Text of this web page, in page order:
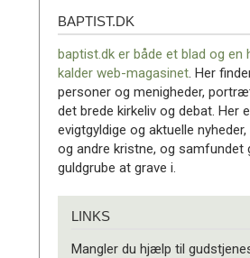
baptist.dk
BAPTIST.DK
baptist.dk er både et blad og en
kalder web-magasinet . Her
personer og menigheder,
det brede kirkeliv og debat. Her
evigtgyldige og aktuelle
og andre kristne, og samfundet
guldgrube at grave i.
LINKS
Mangler du hjælp til